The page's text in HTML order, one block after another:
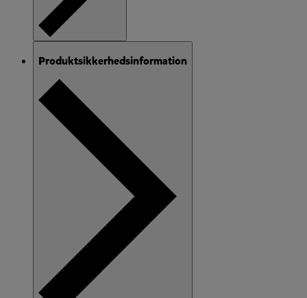
Produktsikkerhedsinformation